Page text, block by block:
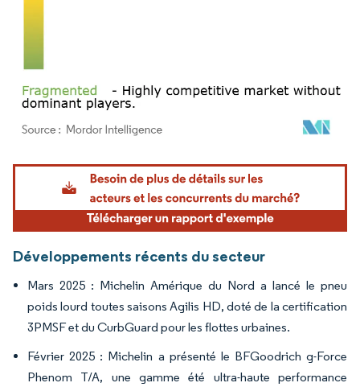
Image © Mordor Intelligence. La réutilisation nécessite une attribution sous CC BY
Développements récents du secteur
Mars 2025 : Michelin Amérique du Nord a lancé le pneu
poids lourd toutes saisons Agilis HD, doté de la certification
3PMSF et du CurbGuard pour les flottes urbaines.
Février 2025 : Michelin a présenté le BFGoodrich g-Force
Phenom T/A, une gamme été ultra-haute performance